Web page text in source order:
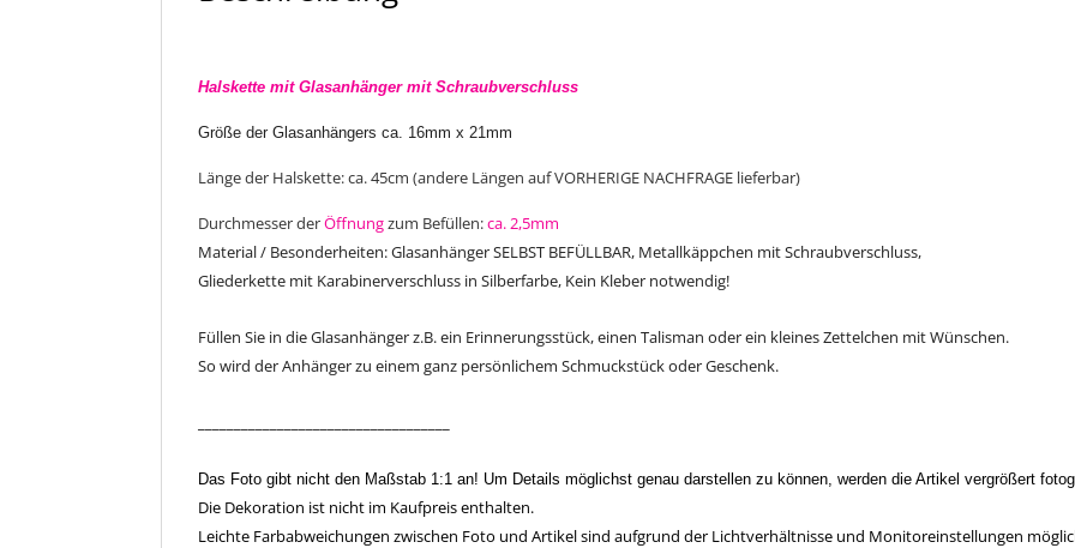
Halskette mitGlasanhänger mit Schraubverschluss
Größe der Glasanhängers ca. 16mm x 21mm
Länge der Halskette: ca. 45cm (andere Längen auf VORHERIGE NACHFRAGE lieferbar)
Durchmesser derÖffnungzum Befüllen:ca. 2,5mm
Material / Besonderheiten: Glasanhänger SELBST BEFÜLLBAR, Metallkäppchen mit Schraubverschluss,
Gliederkette mit Karabinerverschluss in Silberfarbe, Kein Kleber notwendig!
Füllen Sie in die Glasanhänger z.B. ein Erinnerungsstück, einen Talisman oder ein kleines Zettelchen mit Wünschen.
So wird der Anhänger zu einem ganz persönlichem Schmuckstück oder Geschenk.
Das Foto gibt nicht den Maßstab 1:1 an! Um Details möglichst genau darstellen zu können, werden die Artikel vergrößert
Die Dekoration ist nicht im Kaufpreis enthalten.
Leichte Farbabweichungen zwischen Foto und Artikel sind aufgrund der Lichtverhältnisse und Monitoreinstellungen